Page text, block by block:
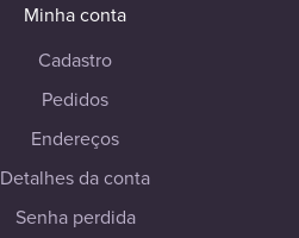
Minha conta
Cadastro
Pedidos
Endereços
Detalhes da conta
Senha perdida